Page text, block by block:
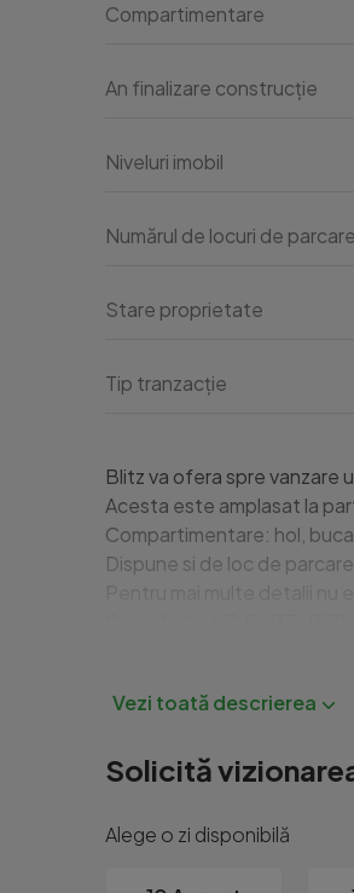
Compartimentare
An finalizare construcție
Niveluri imobil
Numărul de locuri de parcare
Stare proprietate
Tip tranzacție
Blitz va ofera spre vanzare
Acesta este amplasat la
Compartimentare: hol,
Dispune si de loc de
Solicită
Alege o zi disponibilă